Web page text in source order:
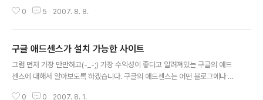
임이 아닌 파트타임으로 바꾸기 까지 했답니다. 사람들이 알기 원하는 것을 쓰
니다. 자그 글은 매우 독창적이고 또한 100% 그의 머리에서 나왔습니다. 자신
이 알고 있는 한도내에서 자신의 생각, 의견, 신념등을 그 글에 쓰기 시작했습니
다. 결국 2년여의 시간이 지나자 자신의 글에는 무수한 백링크가 생겨났고 신뢰
0 5 2007. 8. 8.
구글 애드센스가 설치 가능한 사이트
그럼 먼저 가장 만만하고(-_-;) 가장 수익성이 좋다고 알려져있는 구글의 애드
센스에 대해서 알아보도록 하겠습니다. 구글의 애드센스는 어떤 블로그에나 다
0 0 2007. 8. 1.